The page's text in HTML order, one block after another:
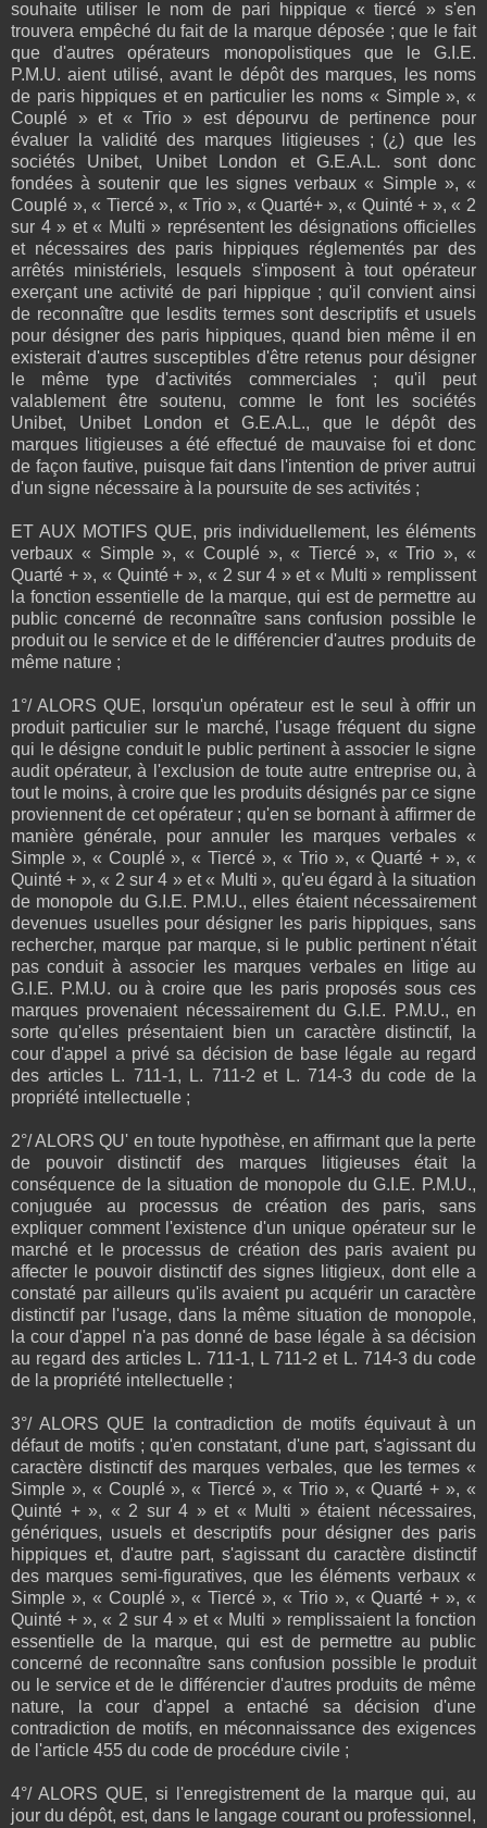
souhaite utiliser le nom de pari hippique « tiercé » s'en
trouvera empêché du fait de la marque déposée ; que le fait
que d'autres opérateurs monopolistiques que le G.I.E.
P.M.U. aient utilisé, avant le dépôt des marques, les noms
de paris hippiques et en particulier les noms « Simple », «
Couplé » et « Trio » est dépourvu de pertinence pour
évaluer la validité des marques litigieuses ; (¿) que les
sociétés Unibet, Unibet London et G.E.A.L. sont donc
fondées à soutenir que les signes verbaux « Simple », «
Couplé », « Tiercé », « Trio », « Quarté+ », « Quinté + », « 2
sur 4 » et « Multi » représentent les désignations officielles
et nécessaires des paris hippiques réglementés par des
arrêtés ministériels, lesquels s'imposent à tout opérateur
exerçant une activité de pari hippique ; qu'il convient ainsi
de reconnaître que lesdits termes sont descriptifs et usuels
pour désigner des paris hippiques, quand bien même il en
existerait d'autres susceptibles d'être retenus pour désigner
le même type d'activités commerciales ; qu'il peut
valablement être soutenu, comme le font les sociétés
Unibet, Unibet London et G.E.A.L., que le dépôt des
marques litigieuses a été effectué de mauvaise foi et donc
de façon fautive, puisque fait dans l'intention de priver autrui
d'un signe nécessaire à la poursuite de ses activités ;
ET AUX MOTIFS QUE, pris individuellement, les éléments
verbaux « Simple », « Couplé », « Tiercé », « Trio », «
Quarté + », « Quinté + », « 2 sur 4 » et « Multi » remplissent
la fonction essentielle de la marque, qui est de permettre au
public concerné de reconnaître sans confusion possible le
produit ou le service et de le différencier d'autres produits de
même nature ;
1°/ ALORS QUE, lorsqu'un opérateur est le seul à offrir un
produit particulier sur le marché, l'usage fréquent du signe
qui le désigne conduit le public pertinent à associer le signe
audit opérateur, à l'exclusion de toute autre entreprise ou, à
tout le moins, à croire que les produits désignés par ce signe
proviennent de cet opérateur ; qu'en se bornant à affirmer de
manière générale, pour annuler les marques verbales «
Simple », « Couplé », « Tiercé », « Trio », « Quarté + », «
Quinté + », « 2 sur 4 » et « Multi », qu'eu égard à la situation
de monopole du G.I.E. P.M.U., elles étaient nécessairement
devenues usuelles pour désigner les paris hippiques, sans
rechercher, marque par marque, si le public pertinent n'était
pas conduit à associer les marques verbales en litige au
G.I.E. P.M.U. ou à croire que les paris proposés sous ces
marques provenaient nécessairement du G.I.E. P.M.U., en
sorte qu'elles présentaient bien un caractère distinctif, la
cour d'appel a privé sa décision de base légale au regard
des articles L. 711-1, L. 711-2 et L. 714-3 du code de la
propriété intellectuelle ;
2°/ ALORS QU' en toute hypothèse, en affirmant que la perte
de pouvoir distinctif des marques litigieuses était la
conséquence de la situation de monopole du G.I.E. P.M.U.,
conjuguée au processus de création des paris, sans
expliquer comment l'existence d'un unique opérateur sur le
marché et le processus de création des paris avaient pu
affecter le pouvoir distinctif des signes litigieux, dont elle a
constaté par ailleurs qu'ils avaient pu acquérir un caractère
distinctif par l'usage, dans la même situation de monopole,
la cour d'appel n'a pas donné de base légale à sa décision
au regard des articles L. 711-1, L 711-2 et L. 714-3 du code
de la propriété intellectuelle ;
3°/ ALORS QUE la contradiction de motifs équivaut à un
défaut de motifs ; qu'en constatant, d'une part, s'agissant du
caractère distinctif des marques verbales, que les termes «
Simple », « Couplé », « Tiercé », « Trio », « Quarté + », «
Quinté + », « 2 sur 4 » et « Multi » étaient nécessaires,
génériques, usuels et descriptifs pour désigner des paris
hippiques et, d'autre part, s'agissant du caractère distinctif
des marques semi-figuratives, que les éléments verbaux «
Simple », « Couplé », « Tiercé », « Trio », « Quarté + », «
Quinté + », « 2 sur 4 » et « Multi » remplissaient la fonction
essentielle de la marque, qui est de permettre au public
concerné de reconnaître sans confusion possible le produit
ou le service et de le différencier d'autres produits de même
nature, la cour d'appel a entaché sa décision d'une
contradiction de motifs, en méconnaissance des exigences
de l'article 455 du code de procédure civile ;
4°/ ALORS QUE, si l'enregistrement de la marque qui, au
jour du dépôt, est, dans le langage courant ou professionnel,